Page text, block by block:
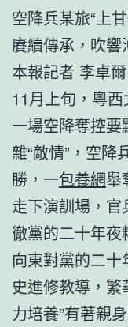
空降兵某旅“上
賡續傳承，吹響
本報記者 李卓爾
11月上旬，粵
一場空降奪控
雜“敵情”，空降
勝，一包養網舉
走下演訓場，
徹黨的二十年
向東對黨的二十
史進修教導，
力培養”有著親